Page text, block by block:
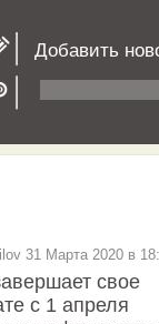
Добавить
31 Марта 2020 в
свое
с 1 апреля